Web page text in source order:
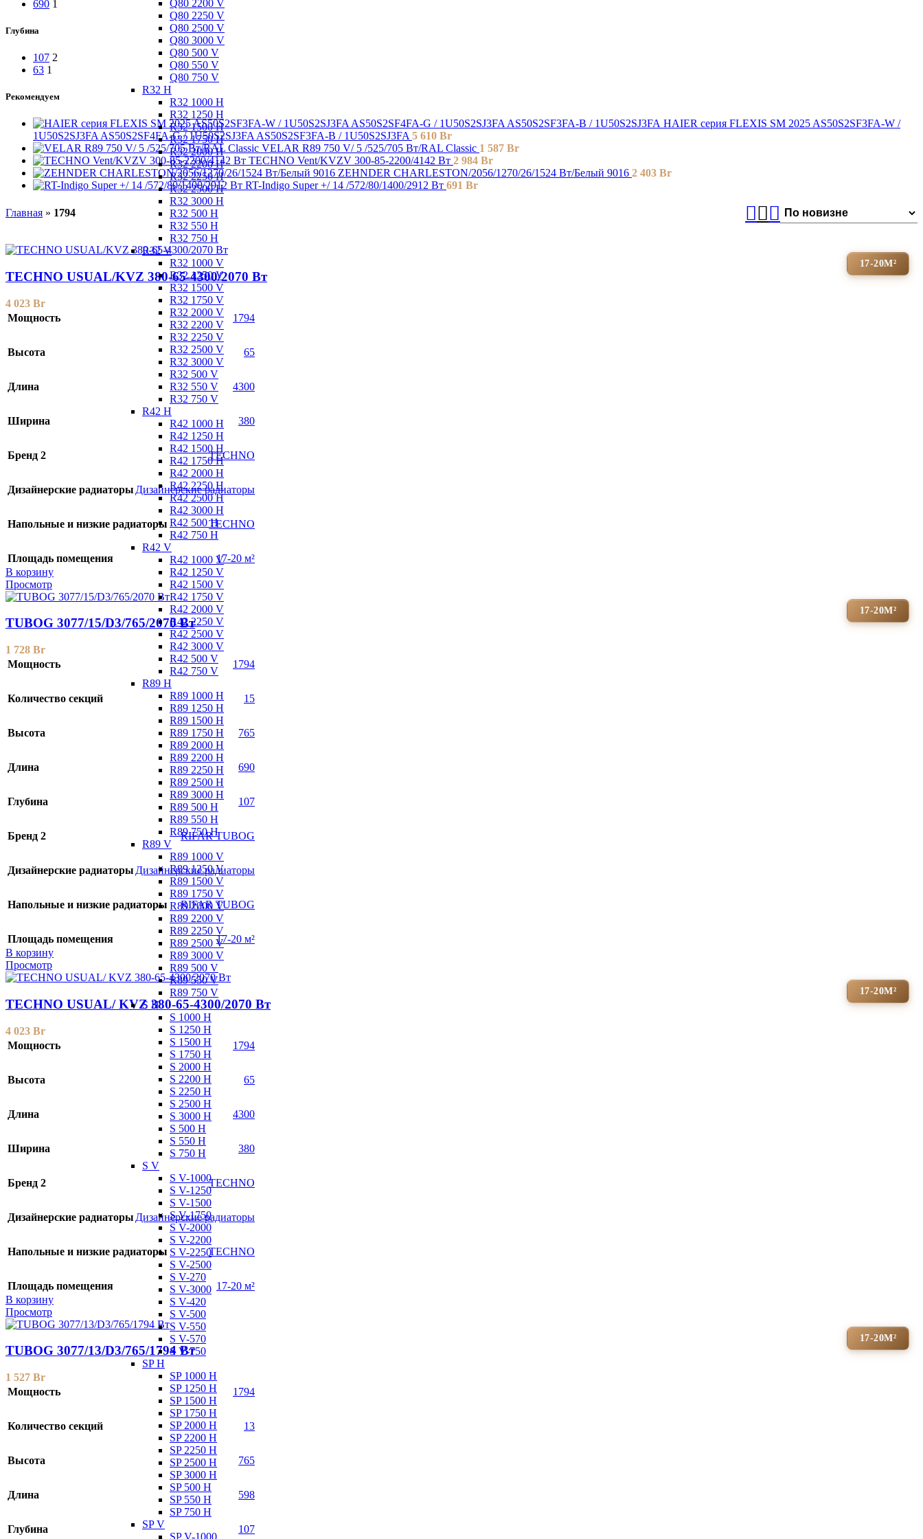
Q80 2200 V
Q80 2250 V
Q80 2500 V
Q80 3000 V
Q80 500 V
Q80 550 V
Q80 750 V
R32 H
R32 1000 H
R32 1250 H
R32 1500 H
R32 1750 H
R32 2000 H
R32 2200 H
R32 2250 H
R32 2500 H
R32 3000 H
R32 500 H
R32 550 H
R32 750 H
R32 V
R32 1000 V
R32 1250 V
R32 1500 V
R32 1750 V
R32 2000 V
R32 2200 V
R32 2250 V
R32 2500 V
R32 3000 V
R32 500 V
R32 550 V
R32 750 V
R42 H
R42 1000 H
R42 1250 H
R42 1500 H
R42 1750 H
R42 2000 H
R42 2250 H
R42 2500 H
R42 3000 H
R42 500 H
R42 750 H
R42 V
R42 1000 V
R42 1250 V
R42 1500 V
R42 1750 V
R42 2000 V
R42 2250 V
R42 2500 V
R42 3000 V
R42 500 V
R42 750 V
R89 H
R89 1000 H
R89 1250 H
R89 1500 H
R89 1750 H
R89 2000 H
R89 2200 H
R89 2250 H
R89 2500 H
R89 3000 H
R89 500 H
R89 550 H
R89 750 H
R89 V
R89 1000 V
R89 1250 V
R89 1500 V
R89 1750 V
R89 2000 V
R89 2200 V
R89 2250 V
R89 2500 V
R89 3000 V
R89 500 V
R89 550 V
R89 750 V
S H
S 1000 H
S 1250 H
S 1500 H
S 1750 H
S 2000 H
S 2200 H
S 2250 H
S 2500 H
S 3000 H
S 500 H
S 550 H
S 750 H
S V
S V-1000
S V-1250
S V-1500
S V-1750
S V-2000
S V-2200
S V-2250
S V-2500
S V-270
S V-3000
S V-420
S V-500
S V-550
S V-570
S V-750
SP H
SP 1000 H
SP 1250 H
SP 1500 H
SP 1750 H
SP 2000 H
SP 2200 H
SP 2250 H
SP 2500 H
SP 3000 H
SP 500 H
SP 550 H
SP 750 H
SP V
SP V-1000
690 1
Глубина
107 2
63 1
Рекомендуем
HAIER серия FLEXIS SM 2025 AS50S2SF3FA-W /
1U50S2SJ3FA AS50S2SF4FA-G / 1U50S2SJ3FA AS50S2SF3FA-B / 1U50S2SJ3FA 5 610 Br
VELAR R89 750 V/ 5 /525/705 Вт/RAL Classic 1 587 Br
TECHNO Vent/KVZV 300-85-2200/4142 Вт 2 984 Br
ZEHNDER CHARLESTON/2056/1270/26/1524 Вт/Белый 9016 2 403 Br
RT-Indigo Super +/ 14 /572/80/1400/2912 Вт 691 Br
Главная » 1794
17-20М²
TECHNO USUAL/KVZ 380-65-4300/2070 Вт
4 023 Br
Мощность
1794
Высота 65
Длина 4300
Ширина 380
Бренд 2 TECHNO
Дизайнерские радиаторы Дизайнерские радиаторы
Напольные и низкие радиаторы TECHNO
Площадь помещения
17-20 м²
В корзину
Просмотр
17-20М²
TUBOG 3077/15/D3/765/2070 Вт
1 728 Br
Мощность
1794
Количество секций 15
Высота 765
Длина 690
Глубина 107
Бренд 2 RIFAR TUBOG
Дизайнерские радиаторы Дизайнерские радиаторы
Напольные и низкие радиаторы RIFAR TUBOG
Площадь помещения
17-20 м²
В корзину
Просмотр
17-20М²
TECHNO USUAL/ KVZ 380-65-4300/2070 Вт
4 023 Br
Мощность
1794
Высота 65
Длина 4300
Ширина 380
Бренд 2 TECHNO
Дизайнерские радиаторы Дизайнерские радиаторы
Напольные и низкие радиаторы TECHNO
Площадь помещения
17-20 м²
В корзину
Просмотр
17-20М²
TUBOG 3077/13/D3/765/1794 Вт
1 527 Br
Мощность
1794
Количество секций 13
Высота 765
Длина 598
Глубина 107